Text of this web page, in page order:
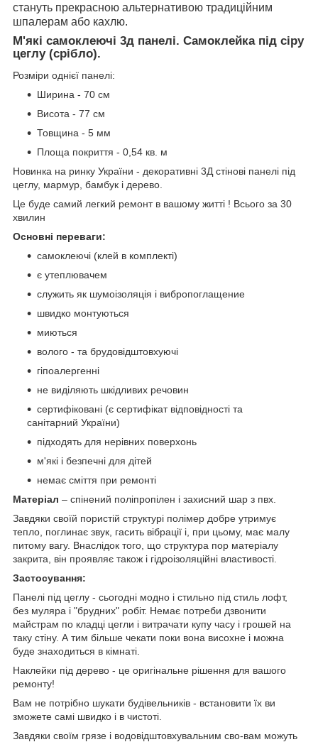
стануть прекрасною альтернативою традиційним
шпалерам або кахлю.
М'які самоклеючі 3д панелі. Самоклейка під сіру
цеглу (срібло).
Розміри однієї панелі:
Ширина - 70 см
Висота - 77 см
Товщина - 5 мм
Площа покриття - 0,54 кв. м
Новинка на ринку України - декоративні 3Д стінові панелі під
цеглу, мармур, бамбук і дерево.
Це буде самий легкий ремонт в вашому житті ! Всього за 30
хвилин
Основні переваги:
самоклеючі (клей в комплекті)
є утеплювачем
служить як шумоізоляція і вибропоглащение
швидко монтуються
миються
волого - та брудовідштовхуючі
гіпоалергенні
не виділяють шкідливих речовин
сертифіковані (є сертифікат відповідності та
санітарний України)
підходять для нерівних поверхонь
м'які і безпечні для дітей
немає сміття при ремонті
Матеріал – спінений поліпропілен і захисний шар з пвх.
Завдяки своїй пористій структурі полімер добре утримує
тепло, поглинає звук, гасить вібрації і, при цьому, має малу
питому вагу. Внаслідок того, що структура пор матеріалу
закрита, він проявляє також і гідроізоляційні властивості.
Застосування:
Панелі під цеглу - сьогодні модно і стильно під стиль лофт,
без муляра і "брудних" робіт. Немає потреби дзвонити
майстрам по кладці цегли і витрачати купу часу і грошей на
таку стіну. А тим більше чекати поки вона висохне і можна
буде знаходиться в кімнаті.
Наклейки під дерево - це оригінальне рішення для вашого
ремонту!
Вам не потрібно шукати будівельників - встановити їх ви
зможете самі швидко і в чистоті.
Завдяки своїм грязе і водовідштовхувальним сво-вам можуть